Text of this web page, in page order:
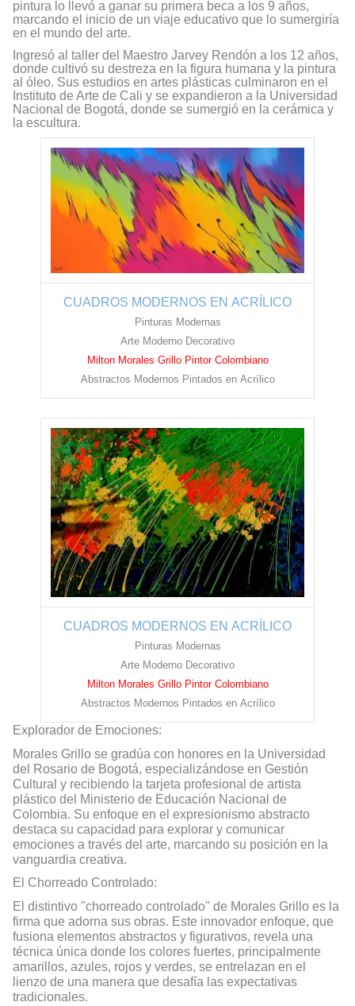
pintura lo llevó a ganar su primera beca a los 9 años,
marcando el inicio de un viaje educativo que lo sumergiría
en el mundo del arte.
Ingresó al taller del Maestro Jarvey Rendón a los 12 años,
donde cultivó su destreza en la figura humana y la pintura
al óleo. Sus estudios en artes plásticas culminaron en el
Instituto de Arte de Cali y se expandieron a la Universidad
Nacional de Bogotá, donde se sumergió en la cerámica y
la escultura.
CUADROS MODERNOS EN ACRÍLICO
Pinturas Modernas
Arte Moderno Decorativo
Milton Morales Grillo Pintor Colombiano
Abstractos Modernos Pintados en Acrílico
CUADROS MODERNOS EN ACRÍLICO
Pinturas Modernas
Arte Moderno Decorativo
Milton Morales Grillo Pintor Colombiano
Abstractos Modernos Pintados en Acrílico
Explorador de Emociones:
Morales Grillo se gradúa con honores en la Universidad
del Rosario de Bogotá, especializándose en Gestión
Cultural y recibiendo la tarjeta profesional de artista
plástico del Ministerio de Educación Nacional de
Colombia. Su enfoque en el expresionismo abstracto
destaca su capacidad para explorar y comunicar
emociones a través del arte, marcando su posición en la
vanguardia creativa.
El Chorreado Controlado:
El distintivo "chorreado controlado" de Morales Grillo es la
firma que adorna sus obras. Este innovador enfoque, que
fusiona elementos abstractos y figurativos, revela una
técnica única donde los colores fuertes, principalmente
amarillos, azules, rojos y verdes, se entrelazan en el
lienzo de una manera que desafía las expectativas
tradicionales.